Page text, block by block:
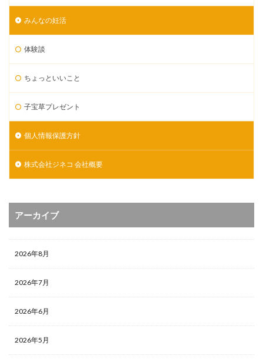
みんなの妊活
体験談
ちょっといいこと
子宝草プレゼント
個人情報保護方針
株式会社ジネコ 会社概要
アーカイブ
2026年8月
2026年7月
2026年6月
2026年5月